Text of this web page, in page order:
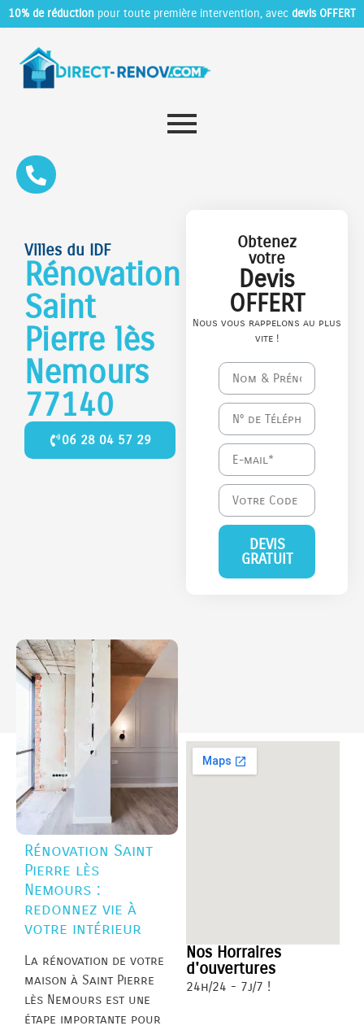
10% de réduction pour toute première intervention, avec devis OFFERT
Villes du IDF
Rénovation
Saint
Pierre lès
Nemours
77140
06 28 04 57 29
Obtenez
votre
Devis
OFFERT
Nous vous rappelons au plus
vite !
DEVIS
GRATUIT
Rénovation Saint
Pierre lès
Nemours :
redonnez vie à
votre intérieur
La rénovation de votre
maison à Saint Pierre
lès Nemours est une
étape importante pour
Nos Horraires
d'ouvertures
24h/24 - 7j/7 !